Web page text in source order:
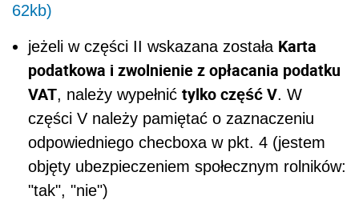
62kb)
jeżeli w części II wskazana została Karta
podatkowa i zwolnienie z opłacania podatku
VAT, należy wypełnić tylko część V. W
części V należy pamiętać o zaznaczeniu
odpowiedniego checboxa w pkt. 4 (jestem
objęty ubezpieczeniem społecznym rolników:
"tak", "nie")